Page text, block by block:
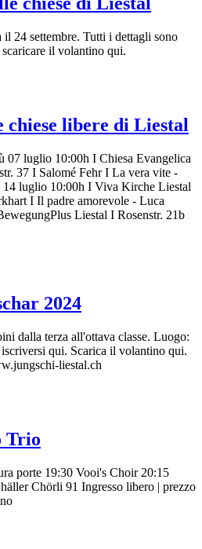
24 settembre. Tutti i dettagli sono
il volantino qui.
chiese libere di Liestal
07 luglio 10:00h I Chiesa Evangelica
37 I Salomé Fehr I La vera vite -
luglio 10:00h I Viva Kirche Liestal
I Il padre amorevole - Luca
Liestal I Rosenstr. 21b
2024
dalla terza all'ottava classe. Luogo:
qui. Scarica il volantino qui.
liestal.ch
Trio
porte 19:30 Vooi's Choir 20:15
Chörli 91 Ingresso libero | prezzo